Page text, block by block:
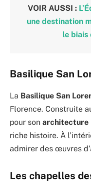
VOIR AUSSI :
une destination
le biais
Basilique San
La Basilique San
Florence. Construite
pour son architecture
riche histoire. À
admirer des œuvres
Les chapelles